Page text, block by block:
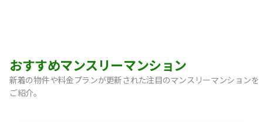
おすすめマンスリーマンション
新着の物件や料金プランが更新された注目のマンスリーマンションを
ご紹介。